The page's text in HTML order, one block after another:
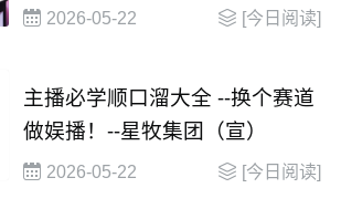
2026-05-22 [今日阅读]
主播必学顺口溜大全 --换个赛道
做娱播！--星牧集团（宣）
2026-05-22 [今日阅读]